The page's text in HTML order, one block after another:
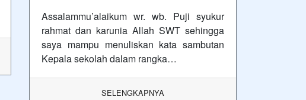
Assalammu’alaikum wr. wb. Puji syukur
rahmat dan karunia Allah SWT sehingga
saya mampu menuliskan kata sambutan
Kepala sekolah dalam rangka…
SELENGKAPNYA